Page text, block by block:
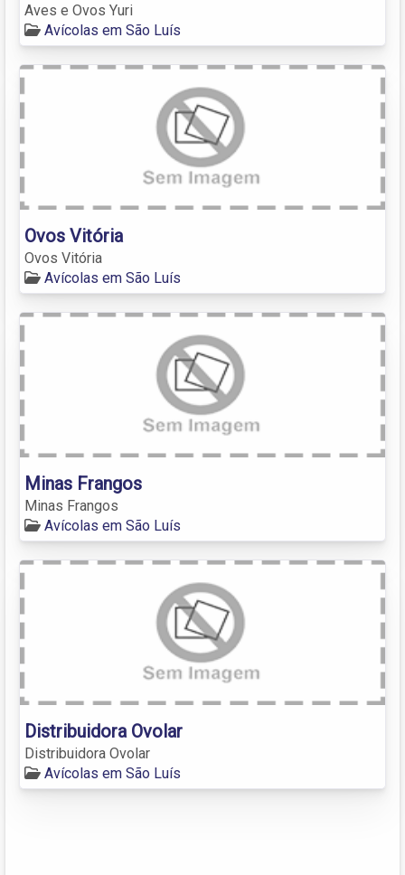
Aves e Ovos Yuri
Avícolas em São Luís
Ovos Vitória
Ovos Vitória
Avícolas em São Luís
Minas Frangos
Minas Frangos
Avícolas em São Luís
Distribuidora Ovolar
Distribuidora Ovolar
Avícolas em São Luís